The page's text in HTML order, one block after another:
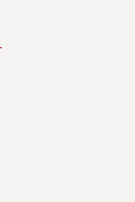
いワークス
日本のみら
フェッショ
ンに掲げ、
、起業、副